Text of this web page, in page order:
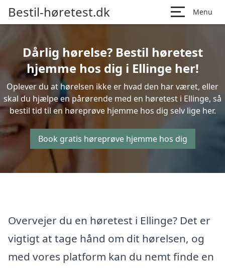
Bestil-høretest.dk Menu
Dårlig hørelse? Bestil høretest
hjemme hos dig i Ellinge her!
Oplever du at hørelsen ikke er hvad den har været, eller
skal du hjælpe en pårørende med en høretest i Ellinge, så
bestil tid til en høreprøve hjemme hos dig selv lige her.
Book gratis høreprøve hjemme hos dig
Overvejer du en høretest i Ellinge? Det er
vigtigt at tage hånd om dit hørelsen, og
med vores platform kan du nemt finde en